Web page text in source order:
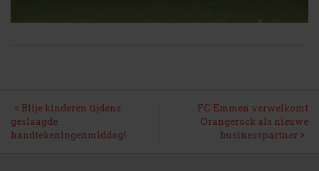
BERICHT
NAVIGATIE
Blije kinderen tijdens
geslaagde
handtekeningenmiddag!
FC Emmen verwelkomt
Orangerock als nieuwe
businesspartner